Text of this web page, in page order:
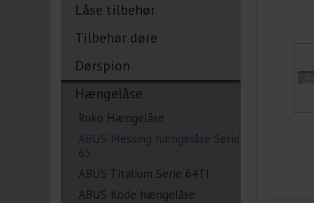
Låse tilbehør
Tilbehør døre
Dørspion
Hængelåse
Ruko Hængelåse
ABUS Messing hængelåse Serie
65
ABUS Titalium Serie 64TI
ABUS Kode hængelåse